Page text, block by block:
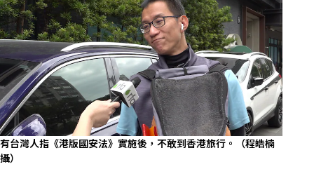
有台灣人指《港版國安法》實施後，不敢到香港旅行。（程皓楠
攝）